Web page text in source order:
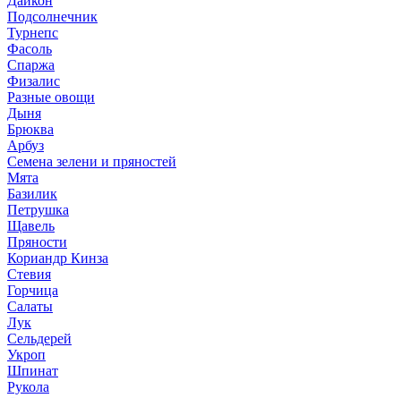
Подсолнечник
Турнепс
Фасоль
Спаржа
Физалис
Разные овощи
Дыня
Брюква
Арбуз
Семена зелени и пряностей
Мята
Базилик
Петрушка
Щавель
Пряности
Кориандр Кинза
Стевия
Горчица
Салаты
Лук
Сельдерей
Укроп
Шпинат
Рукола